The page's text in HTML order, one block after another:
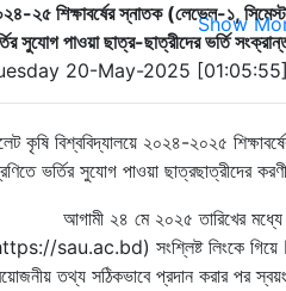
Show
২৫ শিক্ষাবর্ষের স্নাতক (লেভেল-১,
সুযোগ পাওয়া ছাত্র-ছাত্রীদের ভর্তি
20-May-2025 [01:05:55]
কৃষি বিশ্ববিদ্যালয়ে ২০২৪-২০২৫
ভর্তির সুযোগ পাওয়া ছাত্রছাত্রীদের
আগামী ২৪ মে ২০২৫ তারিখের মধ্যে
sau.ac.bd) সংশ্লিষ্ট লিংকে গিয়ে
তথ্য সঠিকভাবে প্রদান করার পর